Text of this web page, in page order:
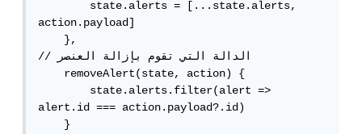
        state.alerts = [...state.alerts,
action.payload]
    },
// الدالة التي تقوم بإزالة العنصر
    removeAlert(state, action) {
        state.alerts.filter(alert =>
alert.id === action.payload?.id)
    }